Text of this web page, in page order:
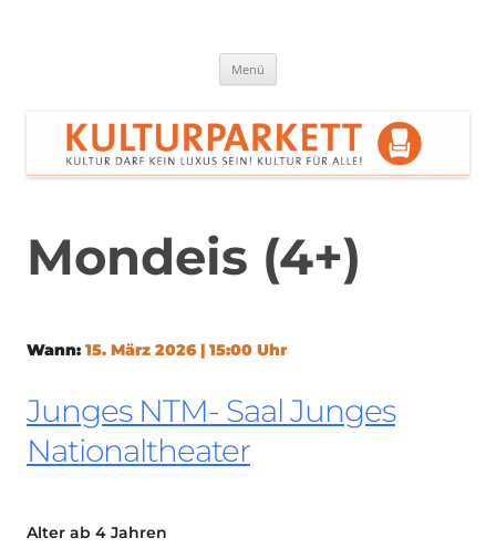
Menü
Mondeis (4+)
Wann: 15. März 2026 | 15:00 Uhr
Junges NTM- Saal Junges
Nationaltheater
Alter ab 4 Jahren